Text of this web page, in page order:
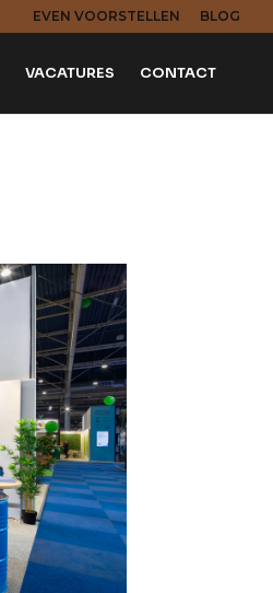
EVEN VOORSTELLEN BLOG
VACATURES CONTACT